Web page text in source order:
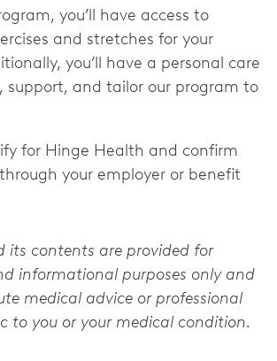
you’ll have access to
and stretches for your
you’ll have a personal care
support, and tailor our program to
for Hinge Health and confirm
your employer or benefit
its contents are provided for
informational purposes only and
medical advice or professional
to you or your medical condition.